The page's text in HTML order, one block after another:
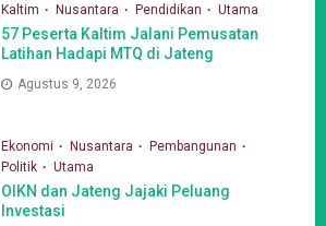
Kaltim Nusantara Pendidikan Utama
57 Peserta Kaltim Jalani Pemusatan
Latihan Hadapi MTQ di Jateng
Agustus 9, 2026
Ekonomi Nusantara
Pembangunan
Politik
Utama
OIKN dan Jateng Jajaki Peluang
Investasi